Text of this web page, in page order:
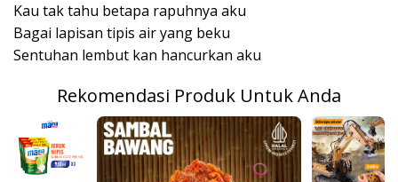
Kau tak tahu betapa rapuhnya aku
Bagai lapisan tipis air yang beku
Sentuhan lembut kan hancurkan aku
Rekomendasi Produk Untuk Anda